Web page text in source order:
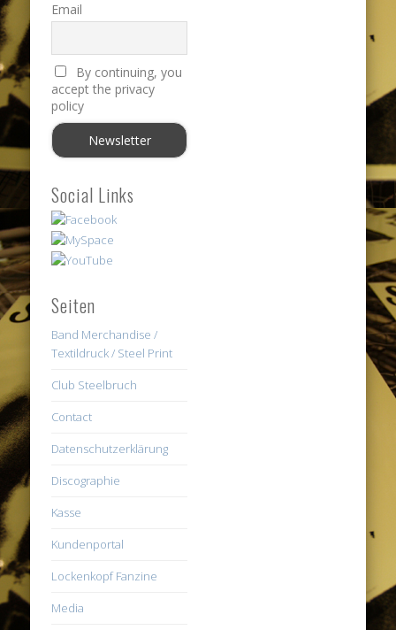
Email
By continuing, you
accept the privacy
policy
Social Links
Seiten
Band Merchandise /
Textildruck / Steel Print
Club Steelbruch
Contact
Datenschutzerklärung
Discographie
Kasse
Kundenportal
Lockenkopf Fanzine
Media